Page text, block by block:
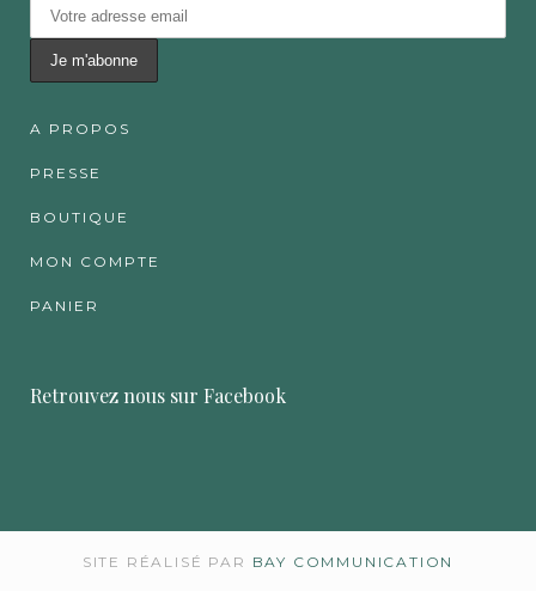
A PROPOS
PRESSE
BOUTIQUE
MON COMPTE
PANIER
Retrouvez nous sur Facebook
SITE RÉALISÉ PAR BAY COMMUNICATION